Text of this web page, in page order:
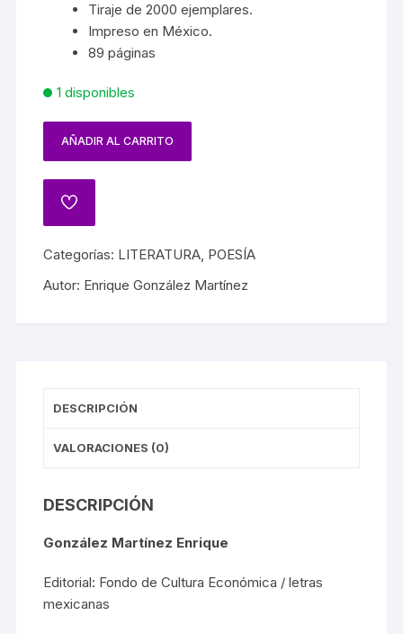
Tiraje de 2000 ejemplares.
Impreso en México.
89 páginas
1 disponibles
AÑADIR AL CARRITO
Categorías: LITERATURA, POESÍA
Autor: Enrique González Martínez
DESCRIPCIÓN
VALORACIONES (0)
DESCRIPCIÓN
González Martínez Enrique
Editorial: Fondo de Cultura Económica / letras
mexicanas